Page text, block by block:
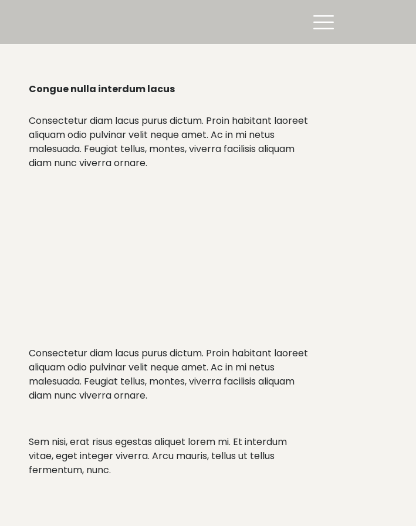
Congue nulla interdum lacus
Consectetur diam lacus purus dictum. Proin habitant laoreet
aliquam odio pulvinar velit neque amet. Ac in mi netus
malesuada. Feugiat tellus, montes, viverra facilisis aliquam
diam nunc viverra ornare.
Consectetur diam lacus purus dictum. Proin habitant laoreet
aliquam odio pulvinar velit neque amet. Ac in mi netus
malesuada. Feugiat tellus, montes, viverra facilisis aliquam
diam nunc viverra ornare.
Sem nisi, erat risus egestas aliquet lorem mi. Et interdum
vitae, eget integer viverra. Arcu mauris, tellus ut tellus
fermentum, nunc.